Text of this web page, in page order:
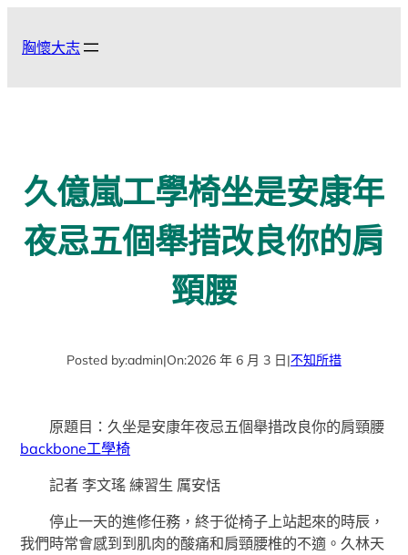
胸懷大志
久億嵐工學椅坐是安康年
夜忌五個舉措改良你的肩
頸腰
Posted by:admin|On:2026 年 6 月 3 日|不知所措
原題目：久坐是安康年夜忌五個舉措改良你的肩頸腰
backbone工學椅
記者 李文瑤 練習生 厲安恬
停止一天的進修任務，終于從椅子上站起來的時辰，
我們時常會感到到肌肉的酸痛和肩頸腰椎的不適。久林天